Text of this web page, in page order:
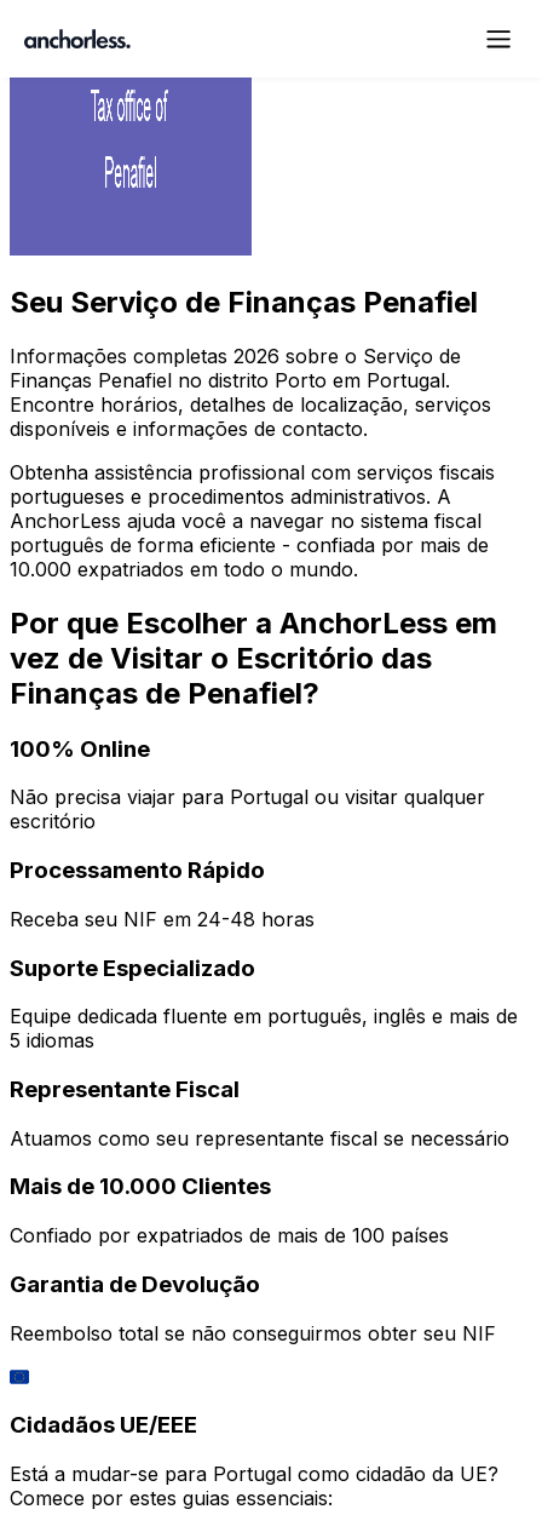
Seu Serviço de Finanças Penafiel
Informações completas 2026 sobre o Serviço de
Finanças Penafiel no distrito Porto em Portugal.
Encontre horários, detalhes de localização, serviços
disponíveis e informações de contacto.
Obtenha assistência profissional com serviços fiscais
portugueses e procedimentos administrativos. A
AnchorLess ajuda você a navegar no sistema fiscal
português de forma eficiente - confiada por mais de
10.000 expatriados em todo o mundo.
Por que Escolher a AnchorLess em
vez de Visitar o Escritório das
Finanças de Penafiel?
100% Online
Não precisa viajar para Portugal ou visitar qualquer
escritório
Processamento Rápido
Receba seu NIF em 24-48 horas
Suporte Especializado
Equipe dedicada fluente em português, inglês e mais de
5 idiomas
Representante Fiscal
Atuamos como seu representante fiscal se necessário
Mais de 10.000 Clientes
Confiado por expatriados de mais de 100 países
Garantia de Devolução
Reembolso total se não conseguirmos obter seu NIF
🇪🇺
Cidadãos UE/EEE
Está a mudar-se para Portugal como cidadão da UE?
Comece por estes guias essenciais: